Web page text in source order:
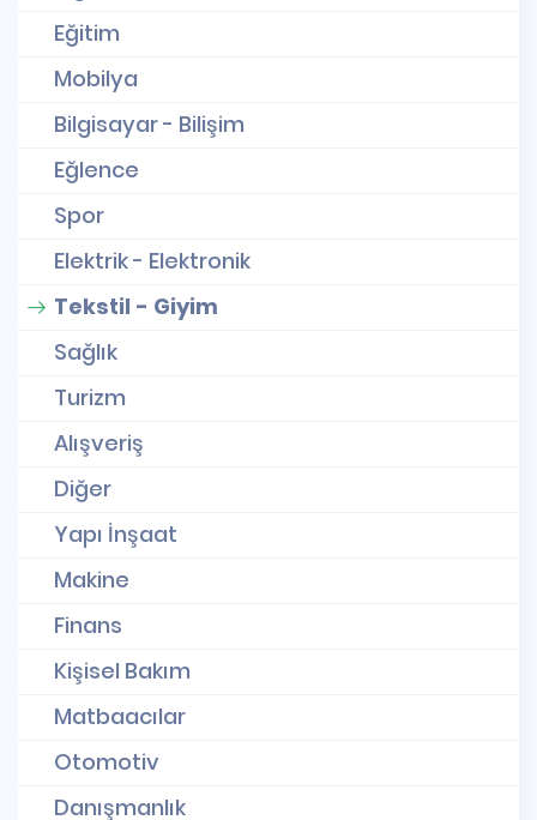
Eğitim
Mobilya
Bilgisayar - Bilişim
Eğlence
Spor
Elektrik - Elektronik
Tekstil - Giyim
Sağlık
Turizm
Alışveriş
Diğer
Yapı İnşaat
Makine
Finans
Kişisel Bakım
Matbaacılar
Otomotiv
Danışmanlık